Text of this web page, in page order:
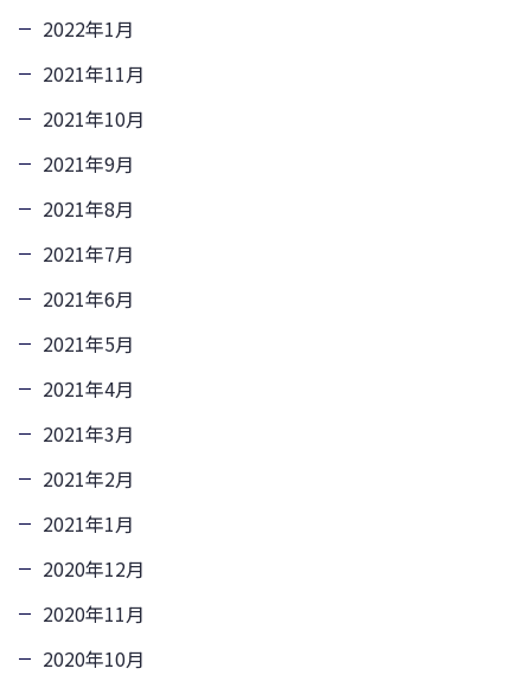
2022年1月
2021年11月
2021年10月
2021年9月
2021年8月
2021年7月
2021年6月
2021年5月
2021年4月
2021年3月
2021年2月
2021年1月
2020年12月
2020年11月
2020年10月